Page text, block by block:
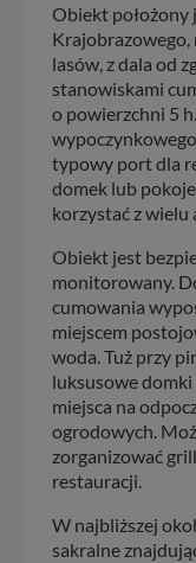
Obiekt położony
Krajobrazowego,
lasów, z dala od
stanowiskami
o powierzchni 5
typowy port dla
domek lub
korzystać z
Obiekt jest
monitorowany.
cumowania
miejscem
woda. Tuż przy
luksusowe
miejsca na
ogrodowych.
zorganizować
restauracji.
W najbliższej
sakralne